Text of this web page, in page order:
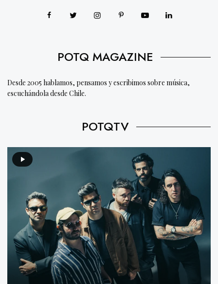
POTQ MAGAZINE
Desde 2005 hablamos, pensamos y escribimos sobre música,
escuchándola desde Chile.
POTQTV